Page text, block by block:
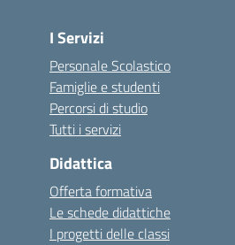
I Servizi
Personale Scolastico
Famiglie e studenti
Percorsi di studio
Tutti i servizi
Didattica
Offerta formativa
Le schede didattiche
I progetti delle classi